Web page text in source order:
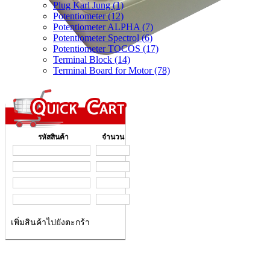
Plug Karl Jung (1)
Potentiometer (12)
Potentiometer ALPHA (7)
Potentiometer Spectrol (6)
Potentiometer TOCOS (17)
Terminal Block (14)
Terminal Board for Motor (78)
รหัสสินค้า จำนวน
เพิ่มสินค้าไปยังตะกร้า